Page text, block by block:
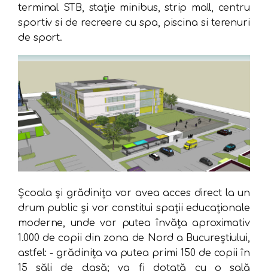
terminal STB, stație minibus, strip mall, centru
sportiv si de recreere cu spa, piscina si terenuri
de sport.
Școala și grădinița vor avea acces direct la un
drum public și vor constitui spații educaționale
moderne, unde vor putea învăța aproximativ
1.000 de copii din zona de Nord a Bucureștiului,
astfel: - grădinița va putea primi 150 de copii în
15 săli de clasă; va fi dotată cu o sală